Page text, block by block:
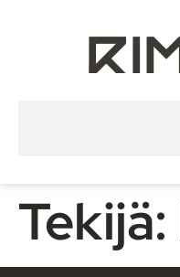
Tekijä: